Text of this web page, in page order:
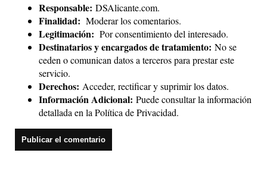
Responsable: DSAlicante.com.
Finalidad: Moderar los comentarios.
Legitimación: Por consentimiento del interesado.
Destinatarios y encargados de tratamiento: No se
ceden o comunican datos a terceros para prestar este
servicio.
Derechos: Acceder, rectificar y suprimir los datos.
Información Adicional: Puede consultar la información
detallada en laPolítica de Privacidad.